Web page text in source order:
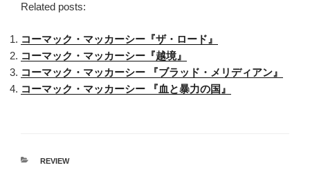
Related posts:
コーマック・マッカーシー『ザ・ロード』
コーマック・マッカーシー『越境』
コーマック・マッカーシー 『ブラッド・メリディアン』
コーマック・マッカーシー 『血と暴力の国』
カ
REVIEW